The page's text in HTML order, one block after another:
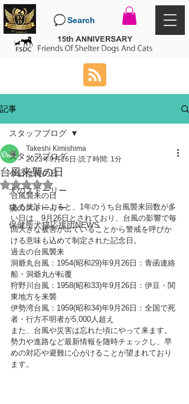
Search
記事
スタッフブログ
今日は何の日
犬のストーリー
猫のストーリー
保健所犬猫応援団NEWS
スタッフブログ
台風来襲の日
Takeshi Kimishima
2023年9月26日 読了時間: 1分
5つ星のうちNaNと評価されています。
台風襲来の日
ある統計によると、1年のうち台風襲来回数が多
い日は、9月26日とされており、台風の影響で毎
回大きな被害が出ていることから警戒を呼びか
ける意味も込めて制定された記念日。
過去の台風襲来
洞爺丸台風：1954(昭和29)年9月26日：青函連絡
船・洞爺丸が転覆
狩野川台風：1958(昭和33)年9月26日：伊豆・関
東地方を来襲
伊勢湾台風：1959(昭和34)年9月26日：全国で死
者・行方不明者が5,000人超え
また、台風や災害は忘れた頃にやって来ます。
勢力や進路など最新情報を随時チェックし、早
めの対応や避難に心がけることが望まれており
ます。